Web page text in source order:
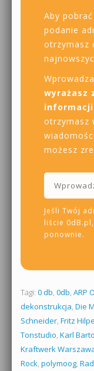
Aby
podanie
otrzymasz
wyrażasz
otrzymasz
możesz
Jeśli Twój
liście 0dB.pl,
ponownie.
Tagi: 0 db, 0db, ARP
dekonstrukcja, Die
Schneider, Fritz
Tonstudio, Karl
Kraftwerk
Rock, polymoog,